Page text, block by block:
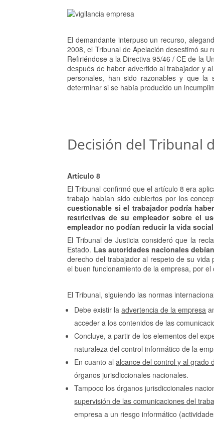
El demandante interpuso un recurso,
2008, el Tribunal de Apelación desestimó su
Refiriéndose a la Directiva 95/46 / CE de la
después de haber advertido al trabajador y
personales, han sido razonables y que la
determinar si se había producido un
Decisión del Tribunal
Artículo 8
El Tribunal confirmó que el artículo 8 era
trabajo habían sido cubiertos por los
cuestionable si el trabajador podría
restrictivas de su empleador sobre el
empleador no podían reducir la vida
El Tribunal de Justicia consideró que la
Estado. Las autoridades nacionales
derecho del trabajador al respeto de su
el buen funcionamiento de la empresa, por el
El Tribunal, siguiendo las normas
Debe existir laadvertencia de la empresa
acceder a los contenidos de las
Concluye, a partir de los elementos del
naturaleza del control informático de la
En cuanto alalcance del control y al grado
órganos jurisdiccionales nacionales.
Tampoco los órganos jurisdiccionales
supervisión de las comunicaciones del
empresa a un riesgo informático